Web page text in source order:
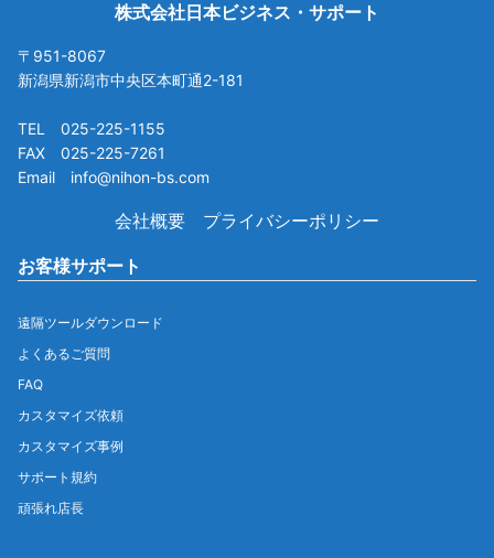
株式会社日本ビジネス・サポート
〒951-8067
新潟県新潟市中央区本町通2-181
TEL 025-225-1155
FAX 025-225-7261
Email info@nihon-bs.com
会社概要 プライバシーポリシー
お客様サポート
遠隔ツールダウンロード
よくあるご質問
FAQ
カスタマイズ依頼
カスタマイズ事例
サポート規約
頑張れ店長